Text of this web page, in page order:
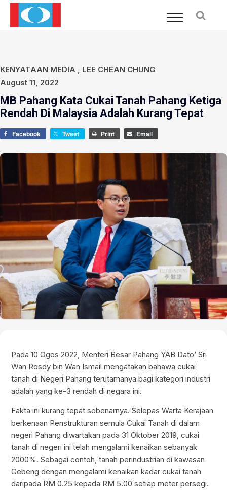
KENYATAAN MEDIA , LEE CHEAN CHUNG
August 11, 2022
MB Pahang Kata Cukai Tanah Pahang Ketiga
Rendah Di Malaysia Adalah Kurang Tepat
Facebook Tweet Print Email
Pada 10 Ogos 2022, Menteri Besar Pahang YAB Dato’ Sri
Wan Rosdy bin Wan Ismail mengatakan bahawa cukai
tanah di Negeri Pahang terutamanya bagi kategori industri
adalah yang ke-3 rendah di negara ini.
Fakta ini kurang tepat sebenarnya. Selepas Warta Kerajaan
berkenaan Penstrukturan semula Cukai Tanah di dalam
negeri Pahang diwartakan pada 31 Oktober 2019, cukai
tanah di negeri ini telah mengalami kenaikan sebanyak
2000%. Sebagai contoh, tanah perindustrian di kawasan
Gebeng dengan mengalami kenaikan kadar cukai tanah
daripada RM 0.25 kepada RM 5.00 setiap meter persegi.